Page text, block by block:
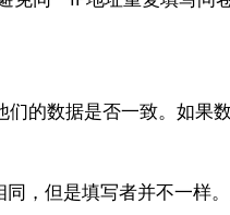
的数据是否一致。如
，但是填写者并不一样